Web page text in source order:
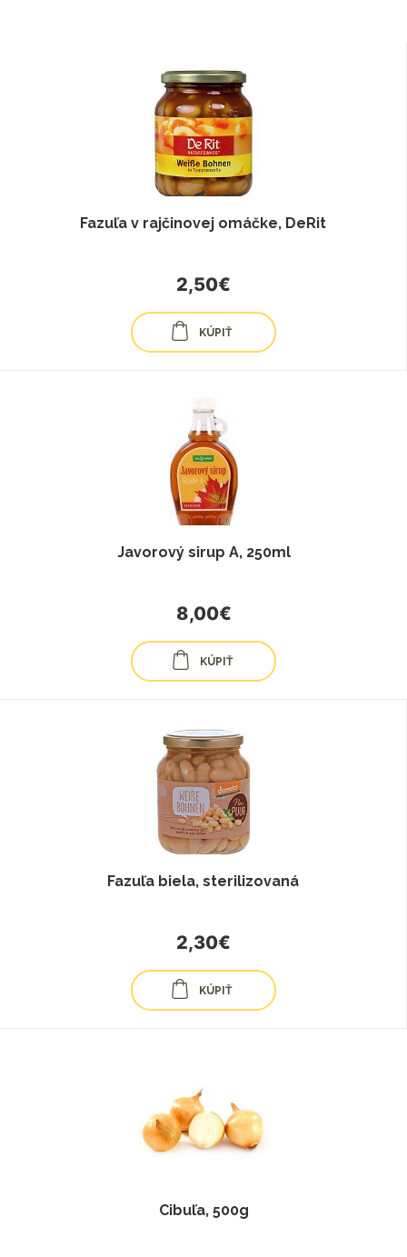
Fazuľa v rajčinovej omáčke, DeRit
2,50€
KÚPIŤ
Javorový sirup A, 250ml
8,00€
KÚPIŤ
Fazuľa biela, sterilizovaná
2,30€
KÚPIŤ
Cibuľa, 500g